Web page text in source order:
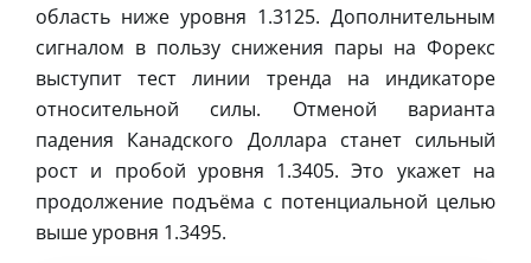
область ниже уровня 1.3125. Дополнительным
сигналом в пользу снижения пары на Форекс
выступит тест линии тренда на индикаторе
относительной силы. Отменой варианта
падения Канадского Доллара станет сильный
рост и пробой уровня 1.3405. Это укажет на
продолжение подъёма с потенциальной целью
выше уровня 1.3495.